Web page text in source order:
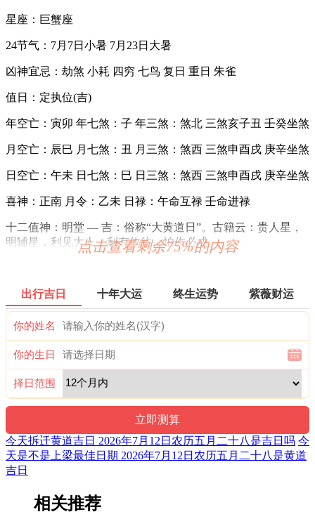
星座：巨蟹座
24节气：7月7日小暑 7月23日大暑
凶神宜忌：劫煞 小耗 四穷 七鸟 复日 重日 朱雀
值日：定执位(吉)
年空亡：寅卯 年七煞：子 年三煞：煞北 三煞亥子丑 壬癸坐煞
月空亡：辰巳 月七煞：丑 月三煞：煞西 三煞申酉戌 庚辛坐煞
日空亡：午未 日七煞：巳 日三煞：煞西 三煞申酉戌 庚辛坐煞
喜神：正南 月令：乙未 日禄：午命互禄 壬命进禄
十二值神：明堂 — 吉：俗称“大黄道日”。古籍云：贵人星，
明辅星，利见大人，利有攸往，怕作必成。
六曜，又称孔明六曜星、小六壬，是中国传统历法中的一种注
文。后来传至日本，并于当地流行，而在中国影响日渐式微。
福神：正东 月支：未土 年太岁：文哲
九星：四绿招摇木星(安) 二十八宿：西方昴宿昴日鸡(凶)
阴贵神：正西 物候：蟋蟀居壁 犯太岁：马,鼠,牛,兔
易经卦象：雷地豫 推荐吉时：子，丑，卯，午，申，酉
十二值日：定执位 — 吉：：俗称“小黄道日”。吉。依古籍观
点，此日宜晏饮、协议，忌医疗、诉讼及选将出师。晏饮是为
故“定”日宜晏饮、协议；医疗、诉讼和出师则需随机应变，墨
守定规的做法是注定要以失败而告终的，故“定”日忌医疗、诉
点击查看剩余75%的内容
出行吉日 十年大运 终生运势 紫薇财运
你的姓名
你的生日
择日范围
今天拆迁黄道吉日 2026年7月12日农历五月二十八是吉日吗 今
天是不是上梁最佳日期 2026年7月12日农历五月二十八是黄道
吉日
相关推荐